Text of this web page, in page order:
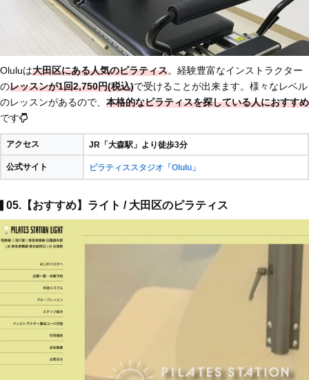
Oluluは大田区にある人気のピラティス。経験豊富なインストラクター
のレッスンが1回2,750円(税込)で受けることが出来ます。様々なレベル
のレッスンがあるので、 本格的なピラティスを探している人におすすめ
です
アクセス JR「大森駅」より徒歩3分
公式サイト ピラティススタジオ「Olulu」
05.【おすすめ】ライト / 大田区のピラティス